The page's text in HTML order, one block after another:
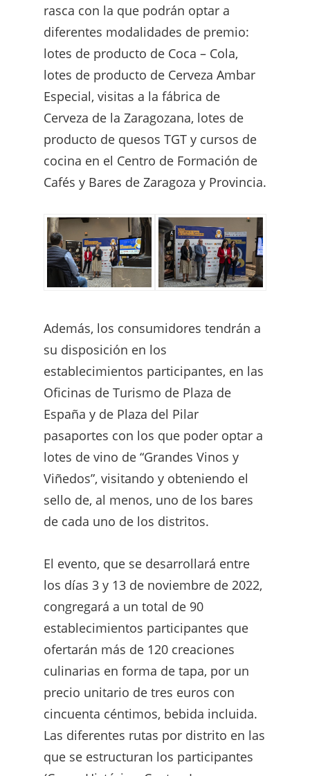
rasca con la que podrán optar a
diferentes modalidades de premio:
lotes de producto de Coca – Cola,
lotes de producto de Cerveza Ambar
Especial, visitas a la fábrica de
Cerveza de la Zaragozana, lotes de
producto de quesos TGT y cursos de
cocina en el Centro de Formación de
Cafés y Bares de Zaragoza y Provincia.
Además, los consumidores tendrán a
su disposición en los
establecimientos participantes, en las
Oficinas de Turismo de Plaza de
España y de Plaza del Pilar
pasaportes con los que poder optar a
lotes de vino de “Grandes Vinos y
Viñedos”, visitando y obteniendo el
sello de, al menos, uno de los bares
de cada uno de los distritos.
El evento, que se desarrollará entre
los días 3 y 13 de noviembre de 2022,
congregará a un total de 90
establecimientos participantes que
ofertarán más de 120 creaciones
culinarias en forma de tapa, por un
precio unitario de tres euros con
cincuenta céntimos, bebida incluida.
Las diferentes rutas por distrito en las
que se estructuran los participantes